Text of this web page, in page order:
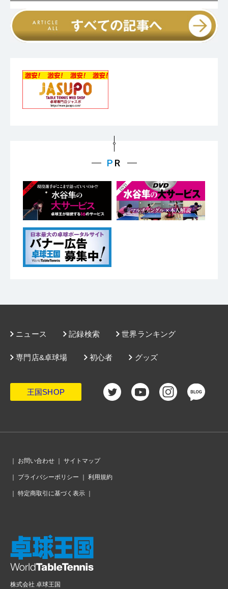
ニュース 記録検索 世界ランキング
グッズ
専門店&卓球場 初心者
王国SHOP
｜ お問い合わせ ｜ サイトマップ
｜ プライバシーポリシー ｜ 利用規約
｜ 特定商取引に基づく表示 ｜
株式会社 卓球王国